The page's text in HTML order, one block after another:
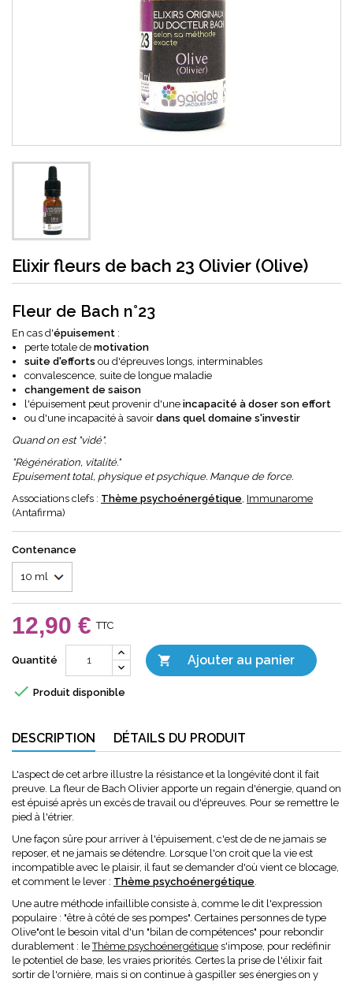
Elixir fleurs de bach 23 Olivier (Olive)
Fleur de Bach n°23
En cas d'épuisement :
perte totale de motivation
suite d'efforts ou d'épreuves longs, interminables
convalescence, suite de longue maladie
changement de saison
l'épuisement peut provenir d'une incapacité à doser son effort
ou d'une incapacité à savoir dans quel domaine s'investir
Quand on est "vidé".
"Régénération, vitalité."
Epuisement total, physique et psychique. Manque de force.
Associations clefs : Thème psychoénergétique Immunarome
(Antafirma)
Contenance
12,90 € TTC
Quantité  Ajouter au panier
 Produit disponible
DESCRIPTION DÉTAILS DU PRODUIT
L'aspect de cet arbre illustre la résistance et la longévité dont il fait
preuve. La fleur de Bach Olivier apporte un regain d'énergie, quand on
est épuisé après un excès de travail ou d'épreuves. Pour se remettre le
pied à l'étrier.
Une façon sûre pour arriver à l'épuisement, c'est de de ne jamais se
reposer, et ne jamais se détendre. Lorsque l'on croit que la vie est
incompatible avec le plaisir, il faut se demander d'où vient ce blocage,
et comment le lever : Thème psychoénergétique
Une autre méthode infaillible consiste à, comme le dit l'expression
populaire : "être à côté de ses pompes". Certaines personnes de type
Olive"ont le besoin vital d'un "bilan de compétences" pour rebondir
durablement : leThème psychoénergétique s'impose, pour redéfinir
le potentiel de base, les vraies priorités. Certes la prise de l'élixir fait
sortir de l'ornière, mais si on continue à gaspiller ses énergies on y